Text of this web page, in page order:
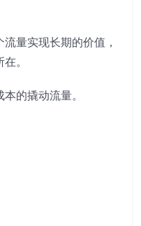
量实现长期的价值，
。
的撬动流量。